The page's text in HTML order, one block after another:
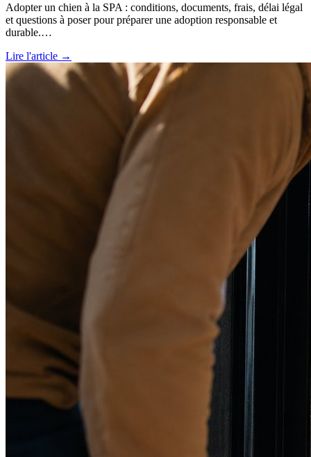
Adopter un chien à la SPA : conditions, documents, frais, délai légal
et questions à poser pour préparer une adoption responsable et
durable.…
Lire l'article →